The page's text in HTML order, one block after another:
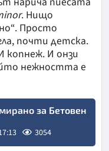
. Нищо
Просто
почти детска.
копнеж. И онзи
нежността е
за Бетовен
3054